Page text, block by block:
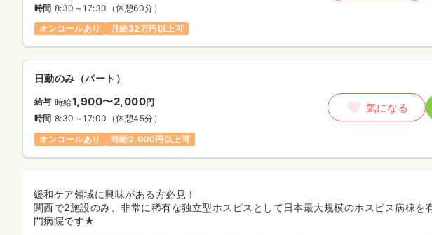
時間 8:30～17:30 （休憩60分）
オンコールあり
月給32万円以上可
日勤のみ（パート）
給与 時給1,900〜2,000円
時間 8:30～17:00 （休憩45分）
オンコールあり
時給2,000円以上可
気になる
緩和ケア領域に興味がある方必見！
関西で2施設のみ、非常に稀有な独立型ホスピスとして日本最大規模のホスピス病棟を
門病院です★